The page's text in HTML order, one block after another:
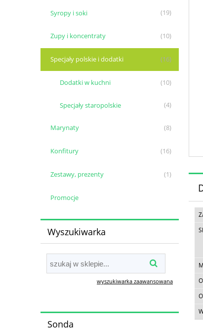
Syropy i soki (19)
Zupy i koncentraty (10)
Specjały polskie i dodatki (16)
Dodatki w kuchni (10)
Specjały staropolskie (4)
Marynaty (8)
Konfitury (16)
Zestawy, prezenty (1)
Promocje
Wyszukiwarka
wyszukiwarka zaawansowana
Sonda